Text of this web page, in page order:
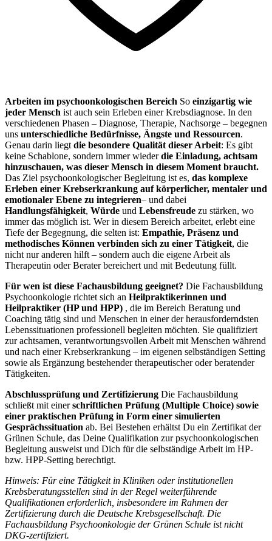
Arbeiten im psychoonkologischen Bereich So einzigartig wie
jeder Mensch ist auch sein Erleben einer Krebsdiagnose. In den
verschiedenen Phasen – Diagnose, Therapie, Nachsorge – begegnen
uns unterschiedliche Bedürfnisse, Ängste und Ressourcen.
Genau darin liegt die besondere Qualität dieser Arbeit: Es gibt
keine Schablone, sondern immer wiederdie Einladung, achtsam
hinzuschauen, was dieser Mensch in diesem Moment braucht.
Das Ziel psychoonkologischer Begleitung ist es, das komplexe
Erleben einer Krebserkrankung auf körperlicher, mentaler und
emotionaler Ebene zu integrieren– und dabei
Handlungsfähigkeit, Würde und Lebensfreude zu stärken, wo
immer das möglich ist. Wer in diesem Bereich arbeitet, erlebt eine
Tiefe der Begegnung, die selten ist: Empathie, Präsenz und
methodisches Können verbinden sich zu einer Tätigkeit, die
nicht nur anderen hilft – sondern auch die eigene Arbeit als
Therapeutin oder Berater bereichert und mit Bedeutung füllt.
Für wen ist diese Fachausbildung geeignet? Die Fachausbildung
Psychoonkologie richtet sich an Heilpraktikerinnen und
Heilpraktiker (HP und HPP) , die im Bereich Beratung und
Coaching tätig sind und Menschen in einer der herausforderndsten
Lebenssituationen professionell begleiten möchten. Sie qualifiziert
zur achtsamen, verantwortungsvollen Arbeit mit Menschen während
und nach einer Krebserkrankung – im eigenen selbständigen Setting
sowie als Ergänzung bestehender therapeutischer oder beratender
Tätigkeiten.
Abschlussprüfung und Zertifizierung Die Fachausbildung
schließt mit einerschriftlichen Prüfung (Multiple Choice) sowie
einer praktischen Prüfung in Form einer simulierten
Gesprächssituation ab. Bei Bestehen erhältst Du ein Zertifikat der
Grünen Schule, das Deine Qualifikation zur psychoonkologischen
Begleitung ausweist und Dich für die selbständige Arbeit im HP-
bzw. HPP-Setting berechtigt.
Hinweis: Für eine Tätigkeit in Kliniken oder institutionellen
Krebsberatungsstellen sind in der Regel weiterführende
Qualifikationen erforderlich, insbesondere im Rahmen der
Zertifizierung durch die Deutsche Krebsgesellschaft. Die
Fachausbildung Psychoonkologie der Grünen Schule ist nicht
DKG-zertifiziert.